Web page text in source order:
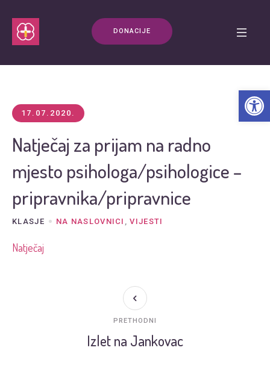
DONACIJE
17.07.2020.
Natječaj za prijam na radno
mjesto psihologa/psihologice –
pripravnika/pripravnice
KLASJE NA NASLOVNICI ,VIJESTI
Natječaj
Izlet na Jankovac
PRETHODNI